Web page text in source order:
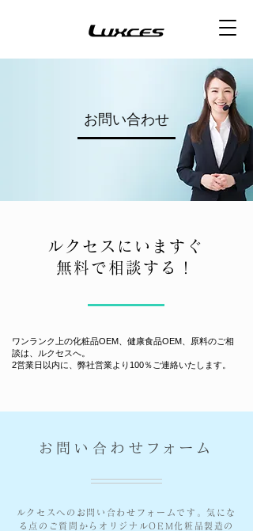
お問い合わせ
ルクセスにいますぐ
無料で相談する！
ワンランク上の化粧品OEM、健康食品OEM、原料のご相
談は、ルクセスへ。
2営業日以内に、弊社営業より100％ご連絡いたします。
お問い合わせフォーム
ルクセスへのお問い合わせフォームです。気にな
る点のご質問からオリジナルOEM化粧品製造の